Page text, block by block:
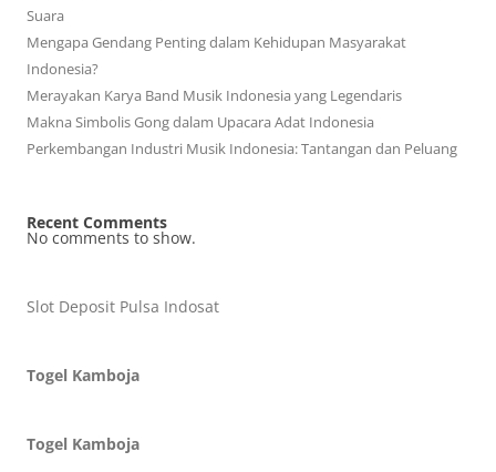
Suara
Mengapa Gendang Penting dalam Kehidupan Masyarakat
Indonesia?
Merayakan Karya Band Musik Indonesia yang Legendaris
Makna Simbolis Gong dalam Upacara Adat Indonesia
Perkembangan Industri Musik Indonesia: Tantangan dan Peluang
Recent Comments
No comments to show.
Slot Deposit Pulsa Indosat
Togel Kamboja
Togel Kamboja